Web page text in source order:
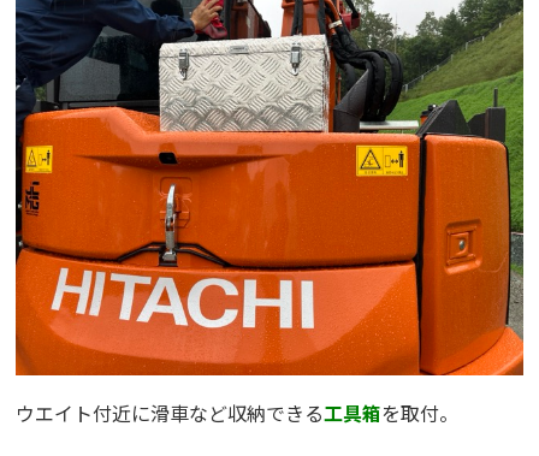
ウエイト付近に滑車など収納できる工具箱を取付。